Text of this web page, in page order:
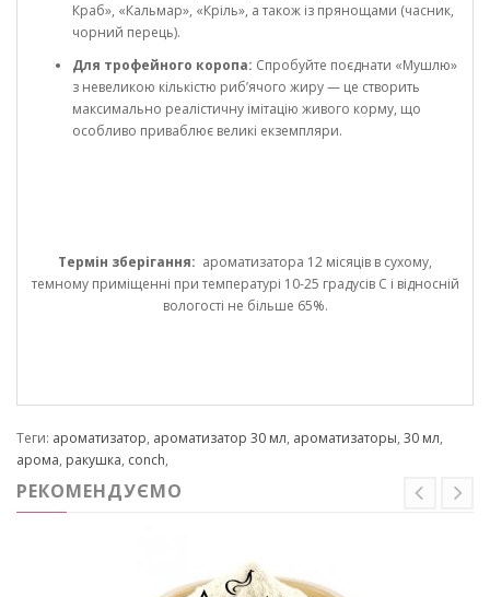
Краб», «Кальмар», «Кріль», а також із прянощами (часник,
чорний перець).
Для трофейного коропа: Спробуйте поєднати «Мушлю»
з невеликою кількістю риб’ячого жиру — це створить
максимально реалістичну імітацію живого корму, що
особливо приваблює великі екземпляри.
Термін зберігання: ароматизатора 12 місяців в сухому,
темному приміщенні при температурі 10-25 градусів С і відносній
вологості не більше 65%.
Теги: ароматизатор, ароматизатор 30 мл, ароматизаторы, 30 мл,
арома, ракушка, conch,
РЕКОМЕНДУЄМО